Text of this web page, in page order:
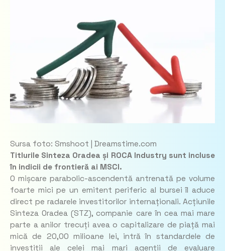
Sursa foto: Smshoot | Dreamstime.com
Titlurile Sinteza Oradea și ROCA Industry sunt incluse
în indicii de frontieră ai MSCI.
O mișcare parabolic-ascendentă antrenată pe volume
foarte mici pe un emitent periferic al bursei îl aduce
direct pe radarele investitorilor internaționali. Acțiunile
Sinteza Oradea (STZ), companie care în cea mai mare
parte a anilor trecuți avea o capitalizare de piață mai
mică de 20,00 milioane lei, intră în standardele de
investiții ale celei mai mari agenții de evaluare